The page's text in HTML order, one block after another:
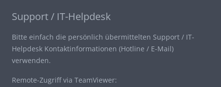
Support / IT-Helpdesk
Bitte einfach die persönlich übermittelten Support / IT-
Helpdesk Kontaktinformationen (Hotline / E-Mail)
verwenden.
Remote-Zugriff via TeamViewer: